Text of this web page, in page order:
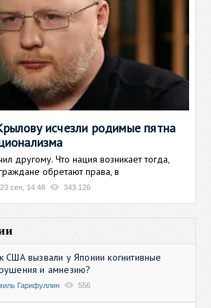
исчезли родимые пятна
другому. Что нация возникает тогда,
обретают права, в
23 сен, 14:48 343 126
США вызвали у Японии когнитивные
и амнезию?
Гарифуллин 556